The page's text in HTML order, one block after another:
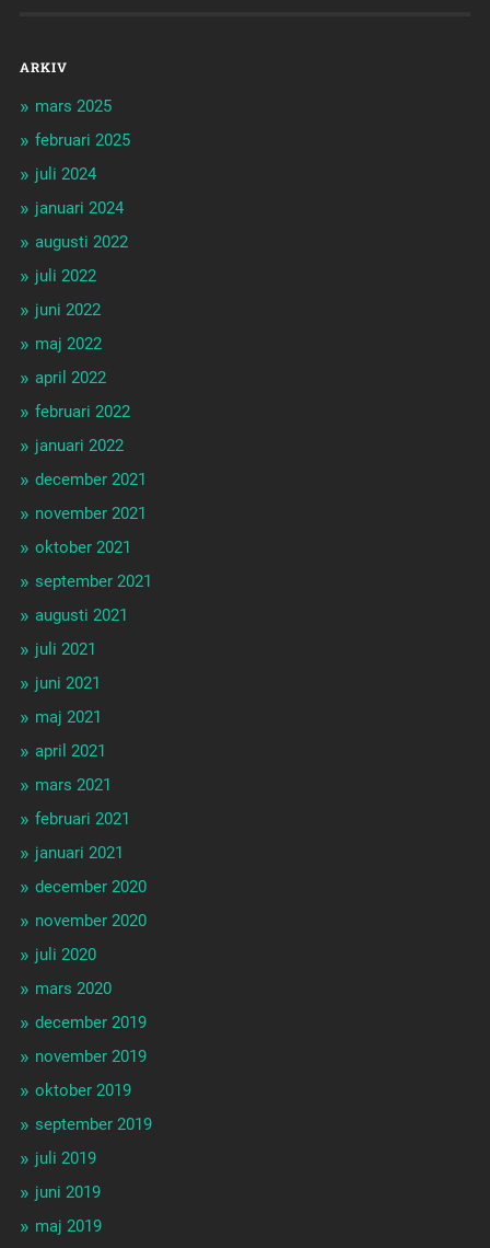
ARKIV
mars 2025
februari 2025
juli 2024
januari 2024
augusti 2022
juli 2022
juni 2022
maj 2022
april 2022
februari 2022
januari 2022
december 2021
november 2021
oktober 2021
september 2021
augusti 2021
juli 2021
juni 2021
maj 2021
april 2021
mars 2021
februari 2021
januari 2021
december 2020
november 2020
juli 2020
mars 2020
december 2019
november 2019
oktober 2019
september 2019
juli 2019
juni 2019
maj 2019